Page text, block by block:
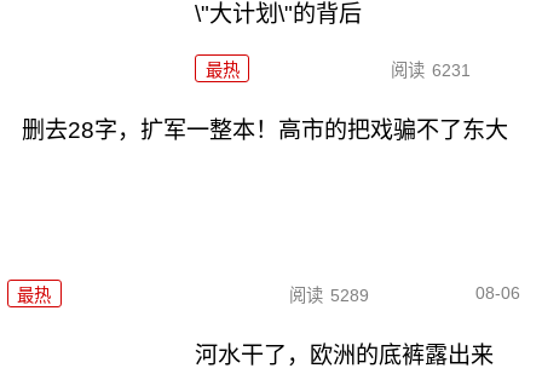
\"大计划\"的背后
最热 阅读 6231
删去28字，扩军一整本！高市的把戏骗不了东大
最热 阅读 5289 08-06
河水干了，欧洲的底裤露出来